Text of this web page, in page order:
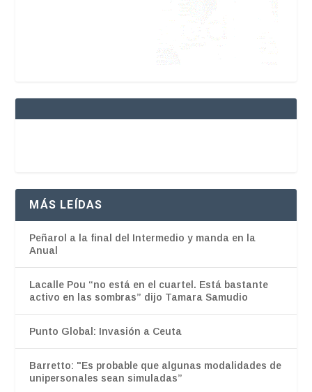
MÁS LEÍDAS
Peñarol a la final del Intermedio y manda en la
Anual
Lacalle Pou “no está en el cuartel. Está bastante
activo en las sombras” dijo Tamara Samudio
Punto Global: Invasión a Ceuta
Barretto: "Es probable que algunas modalidades de
unipersonales sean simuladas”